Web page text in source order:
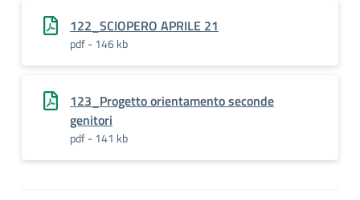
122_SCIOPERO APRILE 21
pdf - 146 kb
123_Progetto orientamento seconde
genitori
pdf - 141 kb